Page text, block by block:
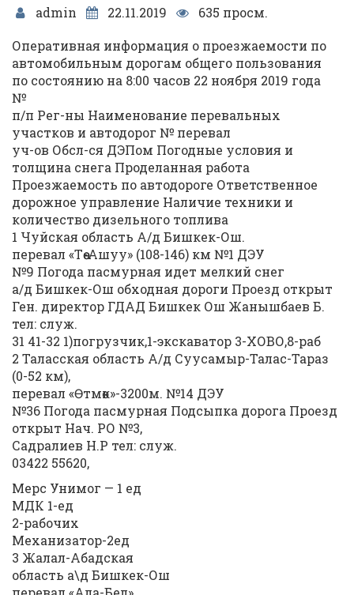
admin 22.11.2019
635 просм.
Оперативная информация о проезжаемости по
автомобильным дорогам общего пользования
по состоянию на 8:00 часов 22 ноября 2019 года
№
п/п Рег-ны Наименование перевальных
участков и автодорог № перевал
уч-ов Обсл-ся ДЭПом Погодные условия и
толщина снега Проделанная работа
Проезжаемость по автодороге Ответственное
дорожное управление Наличие техники и
количество дизельного топлива
1 Чуйская область А/д Бишкек-Ош.
перевал «Төө-Ашуу» (108-146) км №1 ДЭУ
№9 Погода пасмурная идет мелкий снег
а/д Бишкек-Ош обходная дороги Проезд открыт
Ген. директор ГДАД Бишкек Ош Жанышбаев Б.
тел: служ.
31 41-32 1)погрузчик,1-экскаватор 3-ХОВО,8-раб
2 Таласская область А/д Суусамыр-Талас-Тараз
(0-52 км),
перевал «Өтмөк»-3200м. №14 ДЭУ
№36 Погода пасмурная Подсыпка дорога Проезд
открыт Нач. РО №3,
Садралиев Н.Р тел: служ.
03422 55620,
Мерс Унимог — 1 ед
МДК 1-ед
2-рабочих
Механизатор-2ед
3 Жалал-Абадская
область а\д Бишкек-Ош